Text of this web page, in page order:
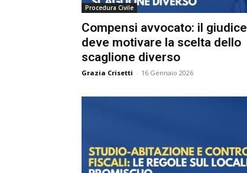
Procedura Civile
Compensi avvocato: il giudice
deve motivare la scelta dello
scaglione diverso
Grazia Crisetti - 16 Gennaio 2026